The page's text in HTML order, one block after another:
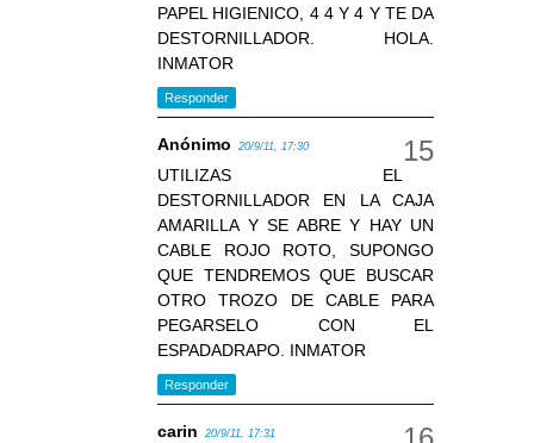
PAPEL HIGIENICO, 4 4 Y 4 Y TE DA
DESTORNILLADOR. HOLA.
INMATOR
Responder
Anónimo 20/9/11, 17:30
UTILIZAS EL
DESTORNILLADOR EN LA CAJA
AMARILLA Y SE ABRE Y HAY UN
CABLE ROJO ROTO, SUPONGO
QUE TENDREMOS QUE BUSCAR
OTRO TROZO DE CABLE PARA
PEGARSELO CON EL
ESPADADRAPO. INMATOR
Responder
carin 20/9/11, 17:31